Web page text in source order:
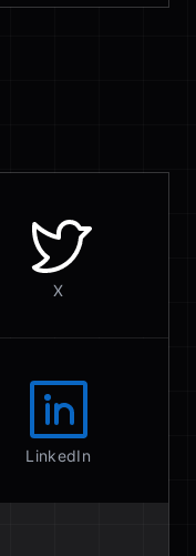
X
LinkedIn